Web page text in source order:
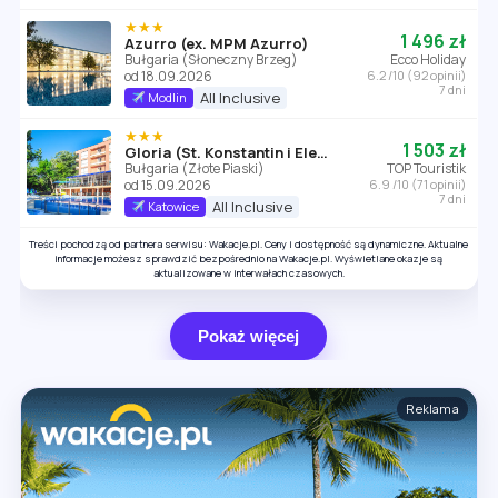
★★★
Azurro (ex. MPM Azurro)
Bułgaria (Słoneczny Brzeg)
od 18.09.2026
Modlin All Inclusive
1 496 zł
Ecco Holiday
6.2 /10 (92 opinii)
7 dni
★★★
Gloria (St. Konstantin i Elena)
Bułgaria (Złote Piaski)
od 15.09.2026
Katowice All Inclusive
1 503 zł
TOP Touristik
6.9 /10 (71 opinii)
7 dni
Treści pochodzą od partnera serwisu: Wakacje.pl. Ceny i dostępność są dynamiczne. Aktualne
informacje możesz sprawdzić bezpośrednio na Wakacje.pl. Wyświetlane okazje są
aktualizowane w interwałach czasowych.
Pokaż więcej
Reklama